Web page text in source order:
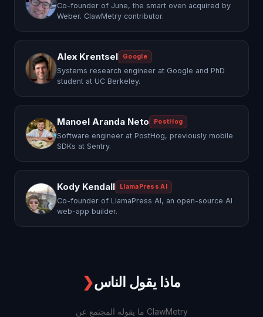
Co-founder of June, the smart oven acquired by
Weber. ClawMetry contributor.
Alex Krentsel Google
Systems research engineer at Google and PhD
student at UC Berkeley.
Manoel Aranda Neto PostHog
Software engineer at PostHog, previously mobile
SDKs at Sentry.
Kody Kendall LlamaPress AI
Co-founder of LlamaPress AI, an open-source AI
web-app builder.
❯ماذا يقول الناس
ما يقوله المجتمع عن ClawMetry